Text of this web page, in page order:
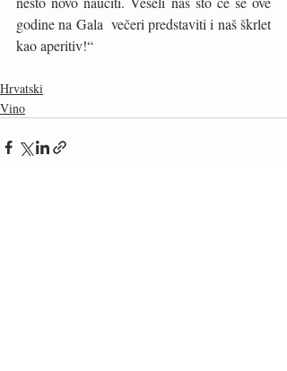
godine na Gala  večeri predstaviti i naš škrlet
kao aperitiv!“
Hrvatski
Vino